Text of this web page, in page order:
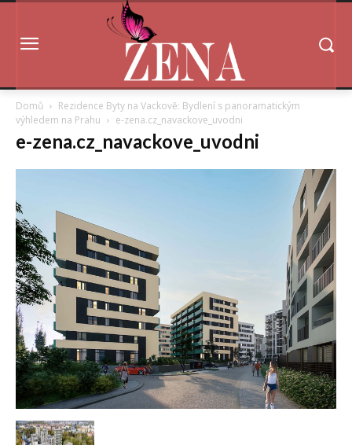
Domů
Rezidence Byty na Vackově: Bydlení s panoramatickým
výhledem na Prahu
e-zena.cz_navackove_uvodni
e-zena.cz_navackove_uvodni